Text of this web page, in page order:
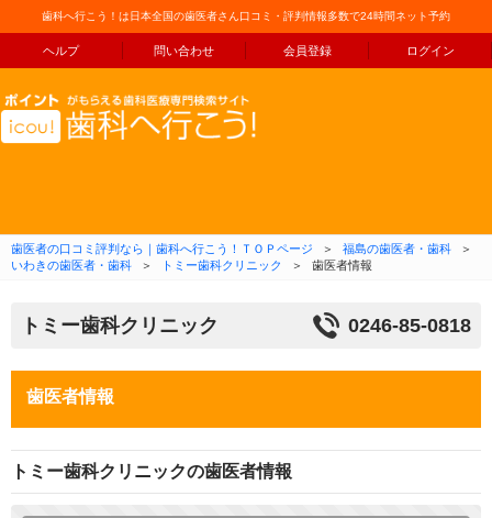
歯科へ行こう！は日本全国の歯医者さん口コミ・評判情報多数で24時間ネット予約
ヘルプ 問い合わせ 会員登録 ログイン
コンテンツへ移動
歯医者の口コミ評判なら｜歯科へ行こう！ＴＯＰページ ＞ 福島の歯医者・歯科
＞
いわきの歯医者・歯科
＞ トミー歯科クリニック ＞ 歯医者情報
トミー歯科クリニック 0246-85-0818
歯医者情報
トミー歯科クリニックの歯医者情報